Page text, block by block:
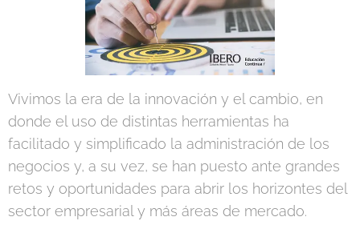
Vivimos la era de la innovación y el cambio, en
donde el uso de distintas herramientas ha
facilitado y simplificado la administración de los
negocios y, a su vez, se han puesto ante grandes
retos y oportunidades para abrir los horizontes del
sector empresarial y más áreas de mercado.